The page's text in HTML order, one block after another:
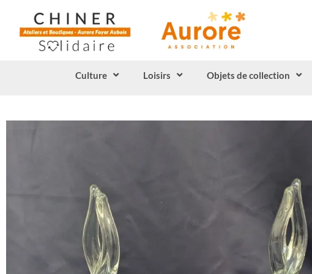
Culture Loisirs Objets de collection